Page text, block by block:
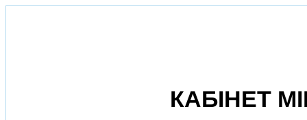
КАБIНЕТ